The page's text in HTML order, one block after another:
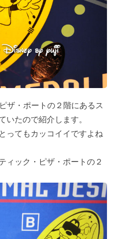
ザ・ポートの２階にあるス
たので紹介します。
ってもカッコイイですよね
ィック・ピザ・ポートの２